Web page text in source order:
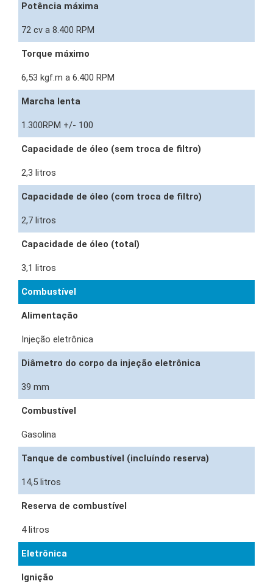
Potência máxima
72 cv a 8.400 RPM
Torque máximo
6,53 kgf.m a 6.400 RPM
Marcha lenta
1.300RPM +/- 100
Capacidade de óleo (sem troca de filtro)
2,3 litros
Capacidade de óleo (com troca de filtro)
2,7 litros
Capacidade de óleo (total)
3,1 litros
Combustível
Alimentação
Injeção eletrônica
Diâmetro do corpo da injeção eletrônica
39 mm
Combustível
Gasolina
Tanque de combustível (incluíndo reserva)
14,5 litros
Reserva de combustível
4 litros
Eletrônica
Ignição